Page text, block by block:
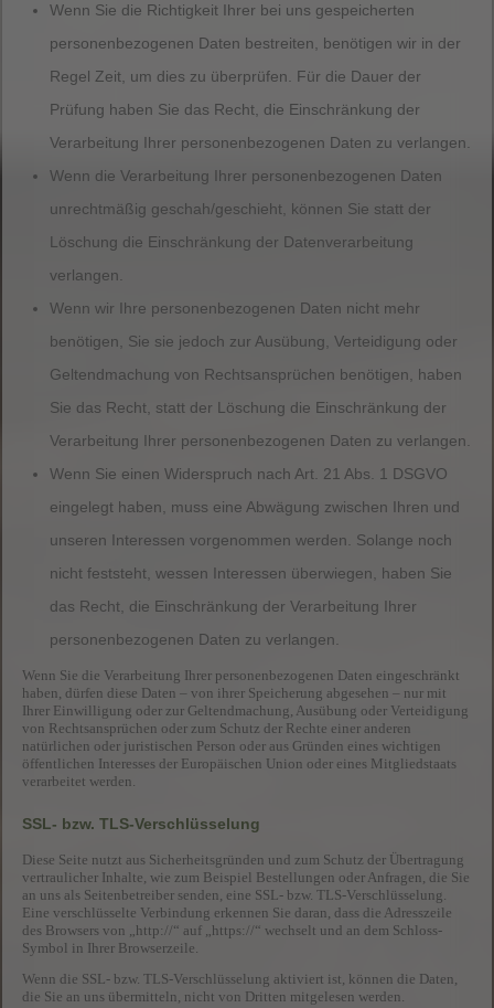
Wenn Sie die Richtigkeit Ihrer bei uns gespeicherten
personenbezogenen Daten bestreiten, benötigen wir in der
Regel Zeit, um dies zu überprüfen. Für die Dauer der
Prüfung haben Sie das Recht, die Einschränkung der
Verarbeitung Ihrer personenbezogenen Daten zu verlangen.
Wenn die Verarbeitung Ihrer personenbezogenen Daten
unrechtmäßig geschah/geschieht, können Sie statt der
Löschung die Einschränkung der Datenverarbeitung
verlangen.
Wenn wir Ihre personenbezogenen Daten nicht mehr
benötigen, Sie sie jedoch zur Ausübung, Verteidigung oder
Geltendmachung von Rechtsansprüchen benötigen, haben
Sie das Recht, statt der Löschung die Einschränkung der
Verarbeitung Ihrer personenbezogenen Daten zu verlangen.
Wenn Sie einen Widerspruch nach Art. 21 Abs. 1 DSGVO
eingelegt haben, muss eine Abwägung zwischen Ihren und
unseren Interessen vorgenommen werden. Solange noch
nicht feststeht, wessen Interessen überwiegen, haben Sie
das Recht, die Einschränkung der Verarbeitung Ihrer
personenbezogenen Daten zu verlangen.
Wenn Sie die Verarbeitung Ihrer personenbezogenen Daten eingeschränkt
haben, dürfen diese Daten – von ihrer Speicherung abgesehen – nur mit
Ihrer Einwilligung oder zur Geltendmachung, Ausübung oder Verteidigung
von Rechtsansprüchen oder zum Schutz der Rechte einer anderen
natürlichen oder juristischen Person oder aus Gründen eines wichtigen
öffentlichen Interesses der Europäischen Union oder eines Mitgliedstaats
verarbeitet werden.
SSL- bzw. TLS-Verschlüsselung
Diese Seite nutzt aus Sicherheitsgründen und zum Schutz der Übertragung
vertraulicher Inhalte, wie zum Beispiel Bestellungen oder Anfragen, die Sie
an uns als Seitenbetreiber senden, eine SSL- bzw. TLS-Verschlüsselung.
Eine verschlüsselte Verbindung erkennen Sie daran, dass die Adresszeile
des Browsers von „http://“ auf „https://“ wechselt und an dem Schloss-
Symbol in Ihrer Browserzeile.
Wenn die SSL- bzw. TLS-Verschlüsselung aktiviert ist, können die Daten,
die Sie an uns übermitteln, nicht von Dritten mitgelesen werden.